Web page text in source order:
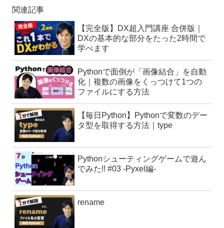
関連記事
【完全版】DX超入門講座 合併版｜
DXの基本的な部分をたった2時間で
学べます
Pythonで面倒が「画像結合」を自動
化｜複数の画像をくっつけて1つの
ファイルにする方法
【毎日Python】Pythonで変数のデー
タ型を取得する方法｜type
Pythonシューティングゲームで遊ん
でみた!! #03 -Pyxel編-
rename